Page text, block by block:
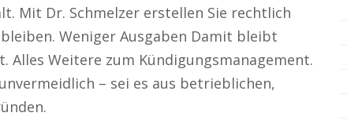
Mit Dr. Schmelzer erstellen Sie rechtlich
Weniger Ausgaben Damit bleibt
Weitere zum Kündigungsmanagement.
– sei es aus betrieblichen,